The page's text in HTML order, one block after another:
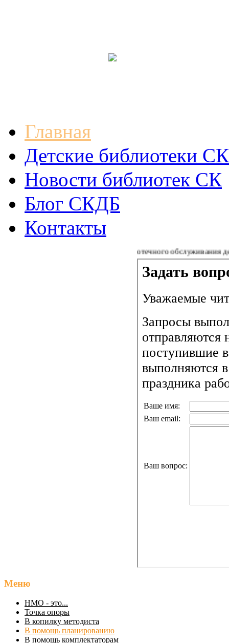
Главная
Детские библиотеки СК
Новости библиотек СК
Блог СКДБ
Контакты
Из Концепции библиотечного обслуживания
Меню
НМО - это...
Точка опоры
В копилку методиста
В помощь планированию
В помощь комплектаторам